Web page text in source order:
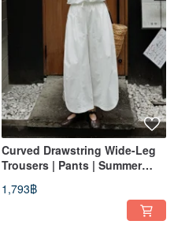
Curved Drawstring Wide-Leg
Trousers | Pants | Summer
Collection | Sora-2145
1,793฿